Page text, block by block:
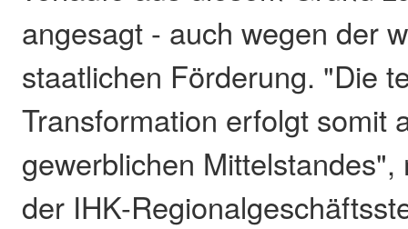
angesagt - auch wegen der
staatlichen Förderung. "Die
Transformation erfolgt somit
gewerblichen
der IHK-